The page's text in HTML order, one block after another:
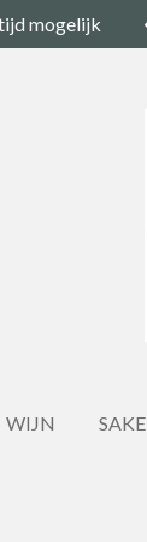
mogelijk
WIJN SAKE